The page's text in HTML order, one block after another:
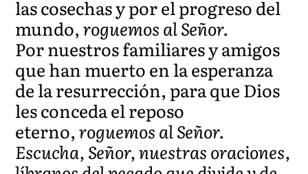
las cosechas y por el progreso del
mundo,roguemos al Señor.
Por nuestros familiares y amigos
que han muerto en la esperanza
de la resurrección, para que Dios
les conceda el reposo
eterno,roguemos al Señor.
Escucha, Señor, nuestras oraciones,